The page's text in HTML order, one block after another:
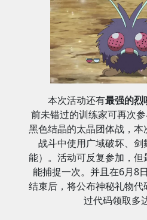
本次活动还有最强的烈
前未错过的训练家可再次
黑色结晶的太晶团体战，
战斗中使用广域破坏、
能）。活动可反复参加，
能捕捉一次。并且在6月8
结束后，将公布神秘礼物
过代码领取多